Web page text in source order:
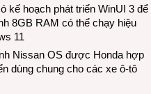
kế hoạch phát triển WinUI 3 để
8GB RAM có thể chạy hiệu
11
Nissan OS được Honda hợp
dùng chung cho các xe ô-tô